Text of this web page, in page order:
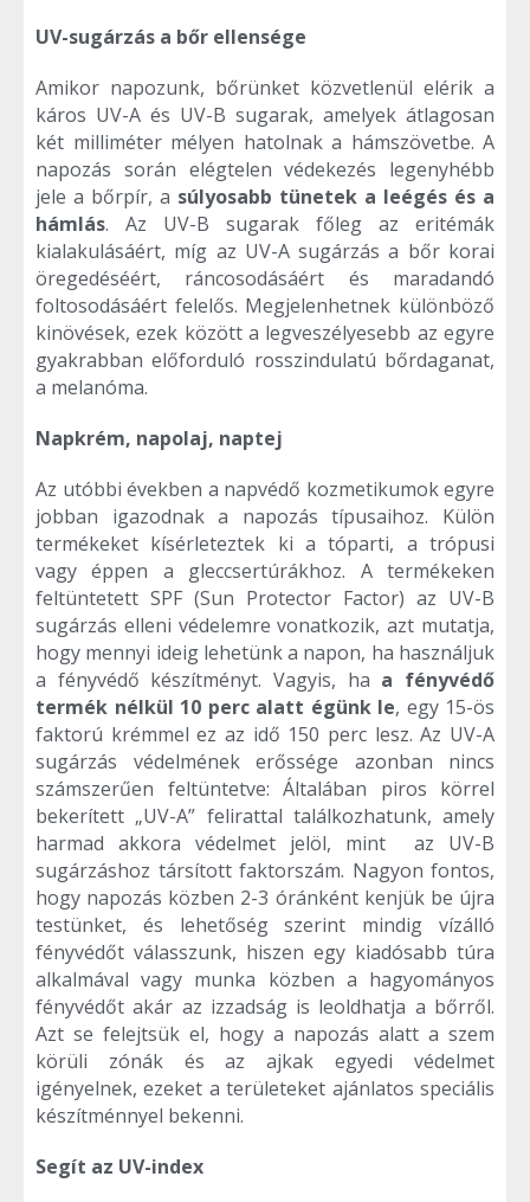
UV-sugárzás a bőr ellensége
Amikor napozunk, bőrünket közvetlenül elérik a
káros UV-A és UV-B sugarak, amelyek átlagosan
két milliméter mélyen hatolnak a hámszövetbe. A
napozás során elégtelen védekezés legenyhébb
jele a bőrpír, a súlyosabb tünetek a leégés és a
hámlás. Az UV-B sugarak főleg az eritémák
kialakulásáért, míg az UV-A sugárzás a bőr korai
öregedéséért, ráncosodásáért és maradandó
foltosodásáért felelős. Megjelenhetnek különböző
kinövések, ezek között a legveszélyesebb az egyre
gyakrabban előforduló rosszindulatú bőrdaganat,
a melanóma.
Napkrém, napolaj, naptej
Az utóbbi években a napvédő kozmetikumok egyre
jobban igazodnak a napozás típusaihoz. Külön
termékeket kísérleteztek ki a tóparti, a trópusi
vagy éppen a gleccsertúrákhoz. A termékeken
feltüntetett SPF (Sun Protector Factor) az UV-B
sugárzás elleni védelemre vonatkozik, azt mutatja,
hogy mennyi ideig lehetünk a napon, ha használjuk
a fényvédő készítményt. Vagyis, ha a fényvédő
termék nélkül 10 perc alatt égünk le, egy 15-ös
faktorú krémmel ez az idő 150 perc lesz. Az UV-A
sugárzás védelmének erőssége azonban nincs
számszerűen feltüntetve: Általában piros körrel
bekerített „UV-A” felirattal találkozhatunk, amely
harmad akkora védelmet jelöl, mint az UV-B
sugárzáshoz társított faktorszám. Nagyon fontos,
hogy napozás közben 2-3 óránként kenjük be újra
testünket, és lehetőség szerint mindig vízálló
fényvédőt válasszunk, hiszen egy kiadósabb túra
alkalmával vagy munka közben a hagyományos
fényvédőt akár az izzadság is leoldhatja a bőrről.
Azt se felejtsük el, hogy a napozás alatt a szem
körüli zónák és az ajkak egyedi védelmet
igényelnek, ezeket a területeket ajánlatos speciális
készítménnyel bekenni.
Segít az UV-index